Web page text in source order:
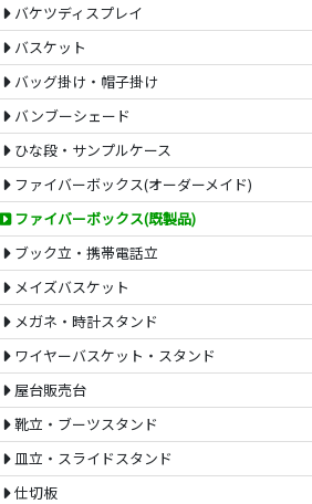
バケツディスプレイ
バスケット
バッグ掛け・帽子掛け
バンブーシェード
ひな段・サンプルケース
ファイバーボックス(オーダーメイド)
ファイバーボックス(既製品)
ブック立・携帯電話立
メイズバスケット
メガネ・時計スタンド
ワイヤーバスケット・スタンド
屋台販売台
靴立・ブーツスタンド
皿立・スライドスタンド
仕切板